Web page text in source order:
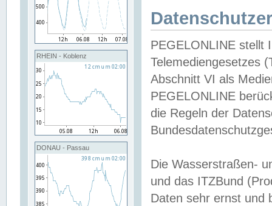
RHEIN - Koblenz
DONAU - Passau
PEGELONLINE stellt
Telemediengesetzes
Abschnitt VI als
PEGELONLINE
die Regeln der
Die Wasserstraßen-
und das ITZBund
Daten sehr ernst und